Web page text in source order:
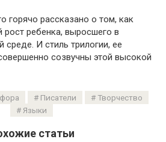
горячо рассказано о том, как
ребенка, выросшего в
И стиль трилогии, ее
созвучны этой высокой
Писатели
Творчество
Языки
статьи